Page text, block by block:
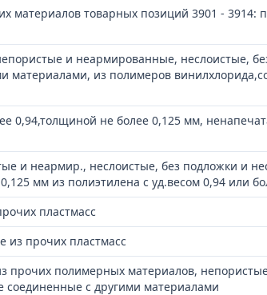
материалов товарных позиций 3901 - 3914:
и неармированные, неслоистые,
материалами, из полимеров
0,94,толщиной не более 0,125 мм,
и неармир., неслоистые, без подложки и
мм из полиэтилена с уд.весом 0,94 или
пластмасс
из прочих пластмасс
прочих полимерных материалов,
с другими материалами